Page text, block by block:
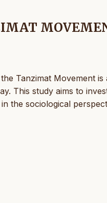
Tanzimat Movement
This study aims to
the sociological